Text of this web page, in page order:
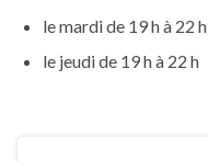
le mardi de 19 h à 22 h
le jeudi de 19 h à 22 h